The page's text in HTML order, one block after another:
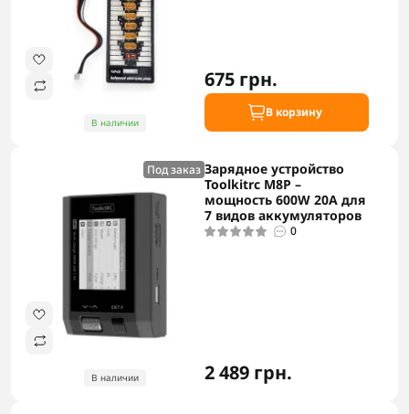
В наличии
675 грн.
В корзину
Под заказ
В наличии
Зарядное устройство
Toolkitrc M8P –
мощность 600W 20A для
7 видов аккумуляторов
0
2 489 грн.